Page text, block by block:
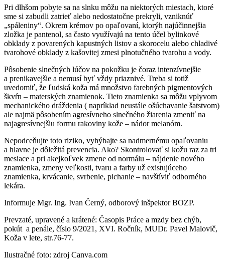
Pri dlhšom pobyte sa na slnku môžu na niektorých miestach, ktoré
sme si zabudli zatrieť alebo nedostatočne prekryli, vzniknúť
„spáleniny“. Okrem krémov po opaľovaní, ktorýh najúčinnejšia
zložka je pantenol, sa často využívajú na tento účel bylinkové
obklady z povarených kapustných listov a skorocelu alebo chladivé
tvarohové obklady z kašovitej zmesi plnotučného tvarohu a vody.
Pôsobenie slnečných lúčov na pokožku je čoraz intenzívnejšie
a prenikavejšie a nemusí byť vždy priaznivé. Treba si totiž
uvedomiť, že ľudská koža má množstvo farebných pigmentových
škvŕn – materských znamienok. Tieto znamienka sa môžu vplyvom
mechanického dráždenia ( napríklad neustále ošúchavanie šatstvom)
ale najmä pôsobením agresívneho slnečného žiarenia zmeniť na
najagresívnejšiu formu rakoviny kože – nádor melanóm.
Nepodceňujte toto riziko, vyhýbajte sa nadmernému opaľovaniu
a hlavne je dôležitá prevencia. Ako? Skontrolovať si kožu raz za tri
mesiace a pri akejkoľvek zmene od normálu – nájdenie nového
znamienka, zmeny veľkosti, tvaru a farby už existujúceho
znamienka, krvácanie, svrbenie, pichanie – navštíviť odborného
lekára.
Informuje Mgr. Ing. Ivan Černý, odborový inšpektor BOZP.
Prevzaté, upravené a krátené: Časopis Práce a mzdy bez chýb,
pokút a penále, číslo 9/2021, XVI. Ročník, MUDr. Pavel Malovič,
Koža v lete, str.76-77.
Ilustračné foto: zdroj Canva.com